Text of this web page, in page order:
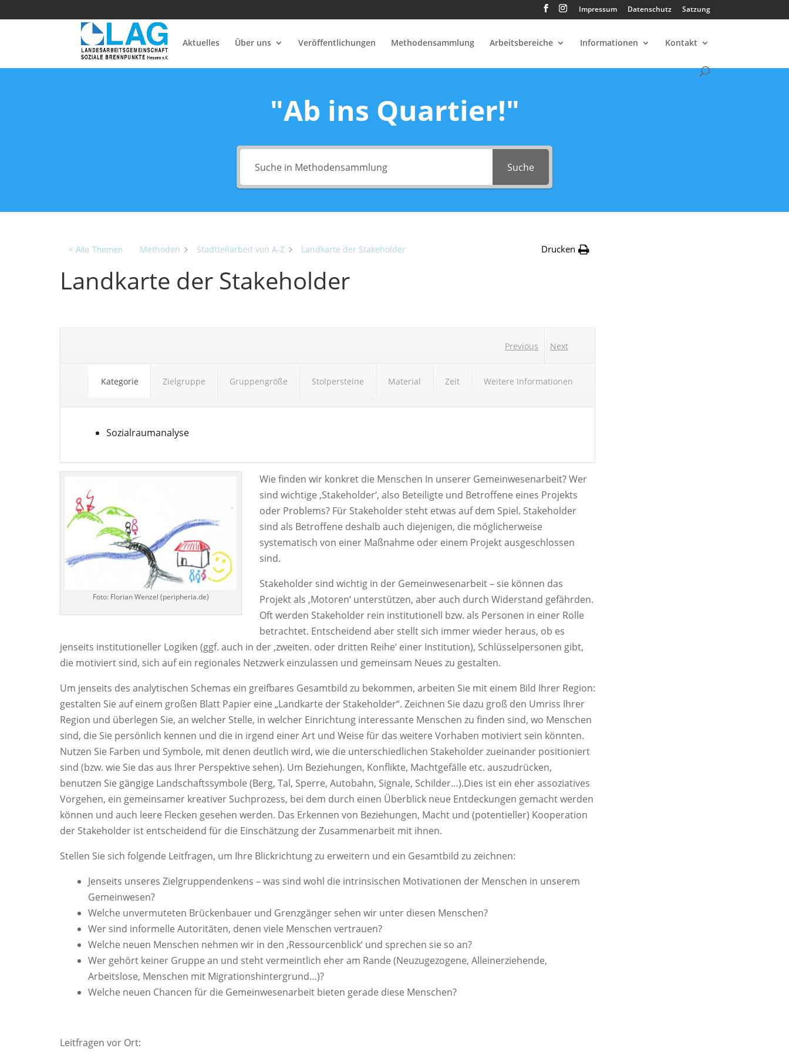
Impressum Datenschutz Satzung
Aktuelles Über uns Veröffentlichungen Methodensammlung Arbeitsbereiche Informationen Kontakt
"Ab ins Quartier!"
Suche
< Alle Themen Methoden Stadtteilarbeit von A-Z Landkarte der Stakeholder Drucken
Landkarte der Stakeholder
Next
Previous
Kategorie Zielgruppe Gruppengröße Stolpersteine Material Zeit Weitere Informationen
Sozialraumanalyse
Foto: Florian Wenzel (peripheria.de)
Wie finden wir konkret die Menschen In unserer Gemeinwesenarbeit? Wer
sind wichtige ‚Stakeholder‘, also Beteiligte und Betroffene eines Projekts
oder Problems? Für Stakeholder steht etwas auf dem Spiel. Stakeholder
sind als Betroffene deshalb auch diejenigen, die möglicherweise
systematisch von einer Maßnahme oder einem Projekt ausgeschlossen
sind.
Stakeholder sind wichtig in der Gemeinwesenarbeit – sie können das
Projekt als ‚Motoren‘ unterstützen, aber auch durch Widerstand gefährden.
Oft werden Stakeholder rein institutionell bzw. als Personen in einer Rolle
betrachtet. Entscheidend aber stellt sich immer wieder heraus, ob es
jenseits institutioneller Logiken (ggf. auch in der ‚zweiten. oder dritten Reihe‘ einer Institution), Schlüsselpersonen gibt,
die motiviert sind, sich auf ein regionales Netzwerk einzulassen und gemeinsam Neues zu gestalten.
Um jenseits des analytischen Schemas ein greifbares Gesamtbild zu bekommen, arbeiten Sie mit einem Bild Ihrer Region:
gestalten Sie auf einem großen Blatt Papier eine „Landkarte der Stakeholder“. Zeichnen Sie dazu groß den Umriss Ihrer
Region und überlegen Sie, an welcher Stelle, in welcher Einrichtung interessante Menschen zu finden sind, wo Menschen
sind, die Sie persönlich kennen und die in irgend einer Art und Weise für das weitere Vorhaben motiviert sein könnten.
Nutzen Sie Farben und Symbole, mit denen deutlich wird, wie die unterschiedlichen Stakeholder zueinander positioniert
sind (bzw. wie Sie das aus Ihrer Perspektive sehen). Um Beziehungen, Konflikte, Machtgefälle etc. auszudrücken,
benutzen Sie gängige Landschaftssymbole (Berg, Tal, Sperre, Autobahn, Signale, Schilder…).Dies ist ein eher assoziatives
Vorgehen, ein gemeinsamer kreativer Suchprozess, bei dem durch einen Überblick neue Entdeckungen gemacht werden
können und auch leere Flecken gesehen werden. Das Erkennen von Beziehungen, Macht und (potentieller) Kooperation
der Stakeholder ist entscheidend für die Einschätzung der Zusammenarbeit mit ihnen.
Stellen Sie sich folgende Leitfragen, um Ihre Blickrichtung zu erweitern und ein Gesamtbild zu zeichnen:
Jenseits unseres Zielgruppendenkens – was sind wohl die intrinsischen Motivationen der Menschen in unserem
Gemeinwesen?
Welche unvermuteten Brückenbauer und Grenzgänger sehen wir unter diesen Menschen?
Wer sind informelle Autoritäten, denen viele Menschen vertrauen?
Welche neuen Menschen nehmen wir in den ‚Ressourcenblick‘ und sprechen sie so an?
Wer gehört keiner Gruppe an und steht vermeintlich eher am Rande (Neuzugezogene, Alleinerziehende,
Arbeitslose, Menschen mit Migrationshintergrund…)?
Welche neuen Chancen für die Gemeinwesenarbeit bieten gerade diese Menschen?
Leitfragen vor Ort: